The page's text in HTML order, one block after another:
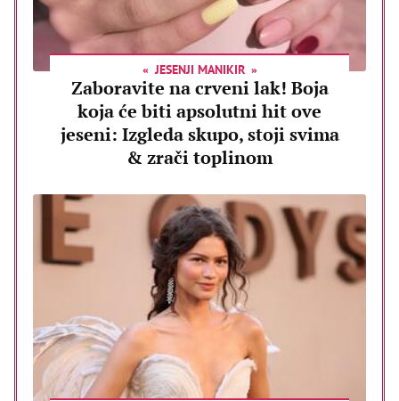
JESENJI MANIKIR
Zaboravite na crveni lak! Boja
koja će biti apsolutni hit ove
jeseni: Izgleda skupo, stoji svima
& zrači toplinom